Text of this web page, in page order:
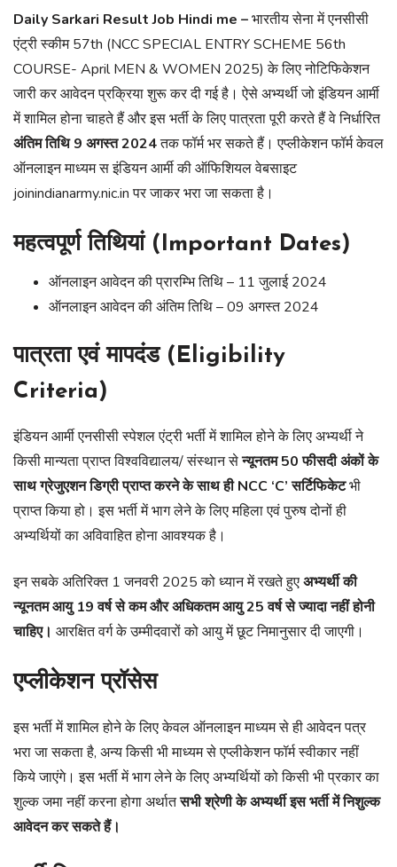
Daily Sarkari Result Job Hindi me –भारतीय सेना में एनसीसी
एंट्री स्कीम 57th (NCC SPECIAL ENTRY SCHEME 56th
COURSE- April MEN & WOMEN 2025) के लिए नोटिफिकेशन
जारी कर आवेदन प्रक्रिया शुरू कर दी गई है। ऐसे अभ्यर्थी जो इंडियन आर्मी
में शामिल होना चाहते हैं और इस भर्ती के लिए पात्रता पूरी करते हैं वे निर्धारित
अंतिम तिथि 9 अगस्त 2024तक फॉर्म भर सकते हैं। एप्लीकेशन फॉर्म केवल
ऑनलाइन माध्यम स इंडियन आर्मी की ऑफिशियल वेबसाइट
joinindianarmy.nic.in पर जाकर भरा जा सकता है।
महत्वपूर्ण तिथियां (Important Dates)
ऑनलाइन आवेदन की प्रारम्भि तिथि – 11 जुलाई 2024
ऑनलाइन आवेदन की अंतिम तिथि – 09 अगस्त 2024
पात्रता एवं मापदंड (Eligibility
Criteria)
इंडियन आर्मी एनसीसी स्पेशल एंट्री भर्ती में शामिल होने के लिए अभ्यर्थी ने
किसी मान्यता प्राप्त विश्वविद्यालय/ संस्थान सेन्यूनतम 50 फीसदी अंकों के
साथ ग्रेजुएशन डिग्री प्राप्त करने के साथ ही NCC ‘C’ सर्टिफिकेटभी
प्राप्त किया हो। इस भर्ती में भाग लेने के लिए महिला एवं पुरुष दोनों ही
अभ्यर्थियों का अविवाहित होना आवश्यक है।
इन सबके अतिरिक्त 1 जनवरी 2025 को ध्यान में रखते हुएअभ्यर्थी की
न्यूनतम आयु 19 वर्ष से कम और अधिकतम आयु 25 वर्ष से ज्यादा नहीं होनी
चाहिए। आरक्षित वर्ग के उम्मीदवारों को आयु में छूट निमानुसार दी जाएगी।
एप्लीकेशन प्रॉसेस
इस भर्ती में शामिल होने के लिए केवल ऑनलाइन माध्यम से ही आवेदन पत्र
भरा जा सकता है, अन्य किसी भी माध्यम से एप्लीकेशन फॉर्म स्वीकार नहीं
किये जाएंगे। इस भर्ती में भाग लेने के लिए अभ्यर्थियों को किसी भी प्रकार का
शुल्क जमा नहीं करना होगा अर्थातसभी श्रेणी के अभ्यर्थी इस भर्ती में निशुल्क
आवेदन कर सकते हैं।